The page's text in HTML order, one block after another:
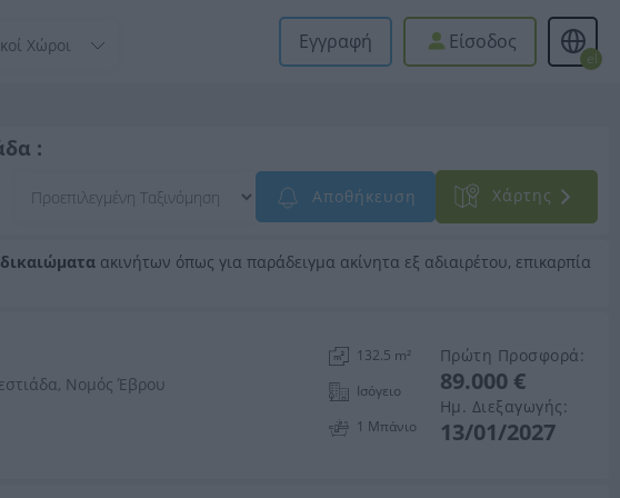
Εγγραφή Είσοδος
el
:
Αποθήκευση Xάρτης
ακινήτων όπως για παράδειγμα ακίνητα εξ αδιαιρέτου, επικαρπία
Νομός Έβρου
132.5 m²
Ισόγειο
1 Μπάνιo
Πρώτη Προσφορά:
89.000 €
Ημ. Διεξαγωγής:
13/01/2027